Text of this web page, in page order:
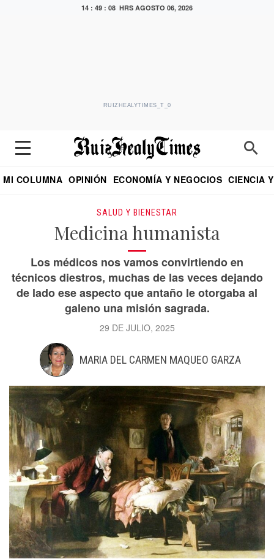
14 : 49 : 09 HRS AGOSTO 06, 2026
RUIZHEALYTIMES_T_0
MI COLUMNA OPINIÓN ECONOMÍA Y NEGOCIOS CIENCIA
SALUD Y BIENESTAR
Medicina humanista
Los médicos nos vamos convirtiendo en
técnicos diestros, muchas de las veces dejando
de lado ese aspecto que antaño le otorgaba al
galeno una misión sagrada.
29 DE JULIO, 2025
MARIA DEL CARMEN MAQUEO GARZA